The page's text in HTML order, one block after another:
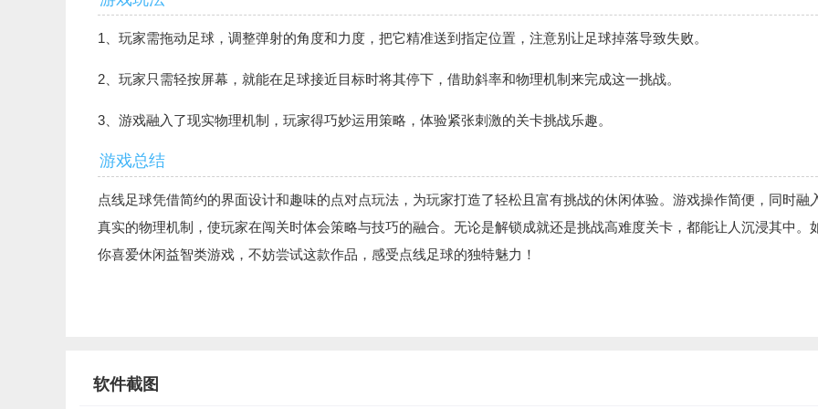
1、玩家需拖动足球，调整弹射的角度和力度，把它精准送到指定位置，注意别让足球掉落导致失败。
2、玩家只需轻按屏幕，就能在足球接近目标时将其停下，借助斜率和物理机制来完成这一挑战。
3、游戏融入了现实物理机制，玩家得巧妙运用策略，体验紧张刺激的关卡挑战乐趣。
游戏总结
点线足球凭借简约的界面设计和趣味的点对点玩法，为玩家打造了轻松且富有挑战的休闲体验。游戏操作简便，同时融
真实的物理机制，使玩家在闯关时体会策略与技巧的融合。无论是解锁成就还是挑战高难度关卡，都能让人沉浸其中。
你喜爱休闲益智类游戏，不妨尝试这款作品，感受点线足球的独特魅力！
软件截图